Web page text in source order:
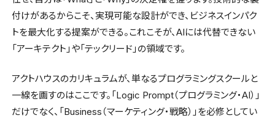
付けがあるからこそ、実現可能な設計ができ、ビジネスインパク
トを最大化する提案ができる。これこそが、AIには代替できない
「アーキテクト」や「テックリード」の領域です。
アクトハウスのカリキュラムが、単なるプログラミングスクールと
一線を画すのはここです。「Logic Prompt（プログラミング・AI）」
だけでなく、「Business（マーケティング・戦略）」を必修としてい